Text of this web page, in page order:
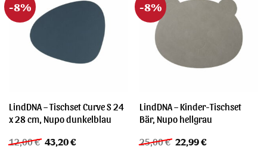
-8%
LindDNA – Tischset Curve S 24
x 28 cm, Nupo dunkelblau
12,00€ Ursprünglicher
Preis
43,20€Aktueller
-8%
LindDNA – Kinder-Tischset
Bär, Nupo hellgrau
25,00€ Ursprünglicher
Preis
22,99€Aktueller